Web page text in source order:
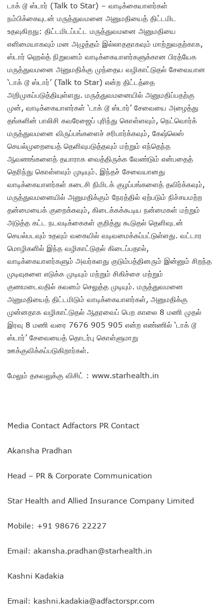
டாக் டூ ஸ்டார் (Talk to Star) – வாடிக்கையாளர்கள்
நம்பிக்கையுடன் மருத்துவமனை அனுமதியைத் திட்டமிட
உதவுகிறது: திட்டமிடப்பட்ட மருத்துவமனை அனுமதியை
எளிமையாகவும் மன அழுத்தம் இல்லாததாகவும் மாற்றுவதற்காக,
ஸ்டார் ஹெல்த் நிறுவனம் வாடிக்கையாளர்களுக்கான பிரத்யேக
மருத்துவமனை அனுமதிக்கு முந்தைய வழிகாட்டுதல் சேவையான
‘டாக் டூ ஸ்டார்’ (Talk to Star) என்ற திட்டத்தை
அறிமுகப்படுத்தியுள்ளது. மருத்துவமனையில் அனுமதிப்பதற்கு
முன், வாடிக்கையாளர்கள் ‘டாக் டூ ஸ்டார்’ சேவையை அழைத்து
தங்களின் பாலிசி கவரேஜைப் புரிந்து கொள்ளவும், நெட்வொர்க்
மருத்துவமனை விருப்பங்களைச் சரிபார்க்கவும், கேஷ்லெஸ்
செயல்முறையைத் தெளிவுபடுத்தவும் மற்றும் எந்தெந்த
ஆவணங்களைத் தயாராக வைத்திருக்க வேண்டும் என்பதைத்
தெரிந்து கொள்ளவும் முடியும். இந்தச் சேவையானது
வாடிக்கையாளர்கள் கடைசி நிமிடக் குழப்பங்களைத் தவிர்க்கவும்,
மருத்துவமனையில் அனுமதிக்கும் நேரத்தில் ஏற்படும் நிச்சயமற்ற
தன்மையைக் குறைக்கவும், கிடைக்கக்கூடிய நன்மைகள் மற்றும்
அடுத்த கட்ட நடவடிக்கைகள் குறித்து கூடுதல் தெளிவுடன்
செயல்படவும் உதவும் வகையில் வடிவமைக்கப்பட்டுள்ளது. வட்டார
மொழிகளில் இந்த வழிகாட்டுதல் கிடைப்பதால்,
வாடிக்கையாளர்களும் அவர்களது குடும்பத்தினரும் இன்னும் சிறந்த
முடிவுகளை எடுக்க முடியும் மற்றும் சிகிச்சை மற்றும்
குணமடைவதில் கவனம் செலுத்த முடியும். மருத்துவமனை
அனுமதியைத் திட்டமிடும் வாடிக்கையாளர்கள், அனுமதிக்கு
முன்னதாக வழிகாட்டுதல் ஆதரவைப் பெற காலை 8 மணி முதல்
இரவு 8 மணி வரை 7676 905 905 என்ற எண்ணில் ‘டாக் டூ
ஸ்டார்’ சேவையைத் தொடர்பு கொள்ளுமாறு
ஊக்குவிக்கப்படுகிறார்கள்.
மேலும் தகவலுக்கு விசிட் : www.starhealth.in
Media Contact Adfactors PR Contact
Akansha Pradhan
Head – PR & Corporate Communication
Star Health and Allied Insurance Company Limited
Mobile: +91 98676 22227
Email: akansha.pradhan@starhealth.in
Kashni Kadakia
Email: kashni.kadakia@adfactorspr.com